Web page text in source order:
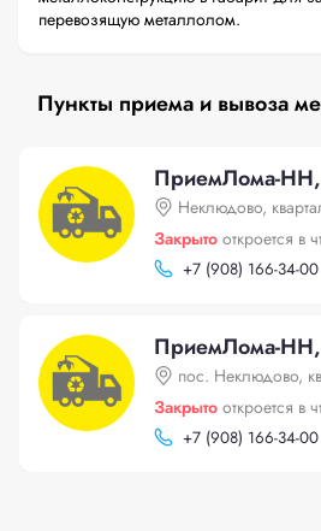
перевозящую металлолом.
Пункты приема и вывоза
ПриемЛома-
Неклюдово,
Закрыто откроется в
+7 (908) 166-34-00
ПриемЛома-
пос. Неклюдово,
Закрыто откроется в
+7 (908) 166-34-00